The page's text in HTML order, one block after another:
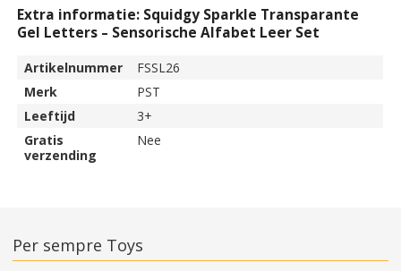
Extra informatie: Squidgy Sparkle Transparante
Gel Letters – Sensorische Alfabet Leer Set
Artikelnummer
FSSL26
Merk
PST
Leeftijd
3+
Gratis
verzending
Nee
Per sempre Toys